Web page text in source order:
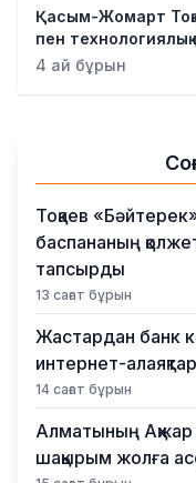
Қасым-Жомарт
пен технологиялық
4 ай бұрын
Тоқаев
баспананың
тапсырды
13 сағат бұрын
Жастардан банк
интернет-
14 сағат бұрын
Алматының
шақырым жолға